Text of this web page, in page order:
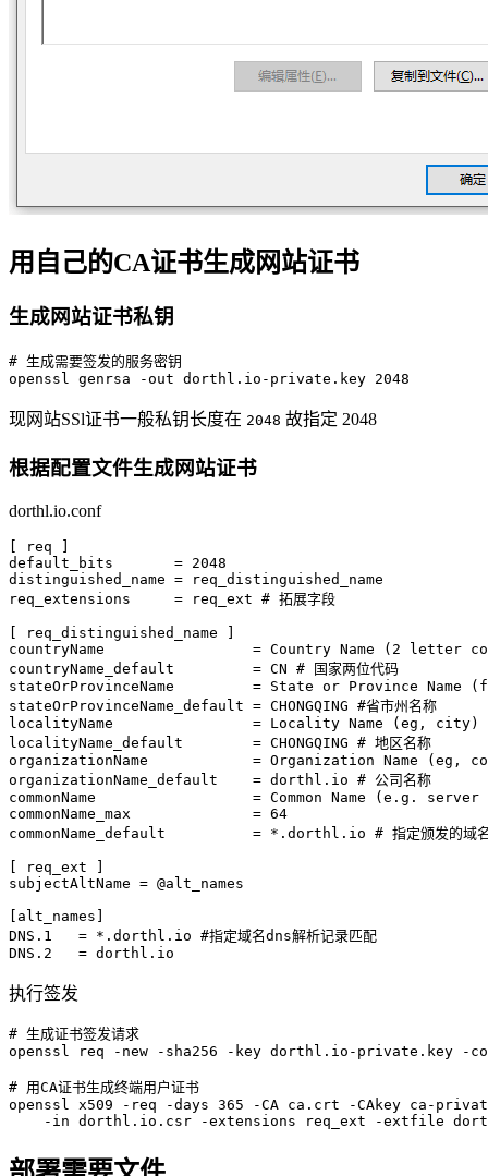
用自己的CA证书生成网站证书
生成网站证书私钥
# 生成需要签发的服务密钥
openssl genrsa -out dorthl.io-private.key 2048
现网站SSl证书一般私钥长度在 2048 故指定 2048
根据配置文件生成网站证书
dorthl.io.conf
[ req ]
default_bits
       = 2048
distinguished_name = req_distinguished_name
req_extensions
     = req_ext
# 拓展字段
[ req_distinguished_name ]
countryName
= Country Name (2 letter
countryName_default
         = CN
# 国家两位代码
stateOrProvinceName
= State or Province Name
stateOrProvinceName_default = CHONGQING #省市州名称
localityName
                = Locality Name (eg, city)
localityName_default
        = CHONGQING
# 地区名称
organizationName
= Organization Name (eg,
organizationName_default
    = dorthl.io
# 公司名称
commonName
= Common Name (e.g. server
commonName_max
              = 64
commonName_default
          = *.dorthl.io
# 指定颁发的域
[ req_ext ]
subjectAltName = @alt_names
[alt_names]
DNS.1
   = *.dorthl.io
#指定域名dns解析记录匹配
DNS.2
   = dorthl.io
执行签发
# 生成证书签发请求
openssl
req -new -sha256 -key dorthl.io-private.key -
# 用CA证书生成终端用户证书
openssl
x509 -req -days 365 -CA ca.crt -CAkey ca-
    -in
dorthl.io.csr -extensions req_ext -extfile